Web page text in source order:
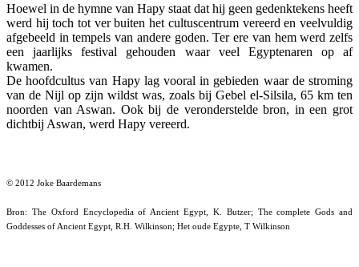
Hoewel in de hymne van Hapy staat dat hij geen gedenktekens heeft
werd hij toch tot ver buiten het cultuscentrum vereerd en veelvuldig
afgebeeld in tempels van andere goden. Ter ere van hem werd zelfs
een jaarlijks festival gehouden waar veel Egyptenaren op af
kwamen.
De hoofdcultus van Hapy lag vooral in gebieden waar de stroming
van de Nijl op zijn wildst was, zoals bij Gebel el-Silsila, 65 km ten
noorden van Aswan. Ook bij de veronderstelde bron, in een grot
dichtbij Aswan, werd Hapy vereerd.
© 2012 Joke Baardemans
Bron: The Oxford Encyclopedia of Ancient Egypt, K. Butzer; The complete Gods and
Goddesses of Ancient Egypt, R.H. Wilkinson; Het oude Egypte, T Wilkinson